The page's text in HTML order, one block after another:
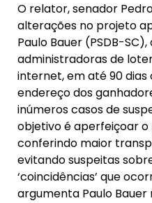
O relator, senador
alterações no projeto
Paulo Bauer (PSDB-
administradoras de
internet, em até 90 dias
endereço dos
inúmeros casos de
objetivo é aperfeiçoar
conferindo maior
evitando suspeitas
‘coincidências’ que
argumenta Paulo